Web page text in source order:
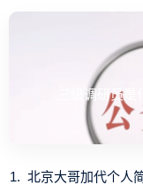
三级调研员
北京大哥加代个人